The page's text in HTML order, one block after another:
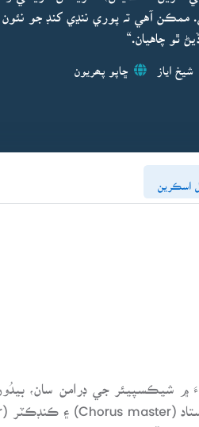
ممڪن آهي تہ پوري ننڍي کنڊ جو
ٿو چاهيان.“
شيخ اياز ڇاپو پھريون
اسڪرين
شيڪسپيئر جي ڊرامن سان،